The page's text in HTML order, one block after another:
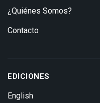
¿Quiénes Somos?
Contacto
EDICIONES
English